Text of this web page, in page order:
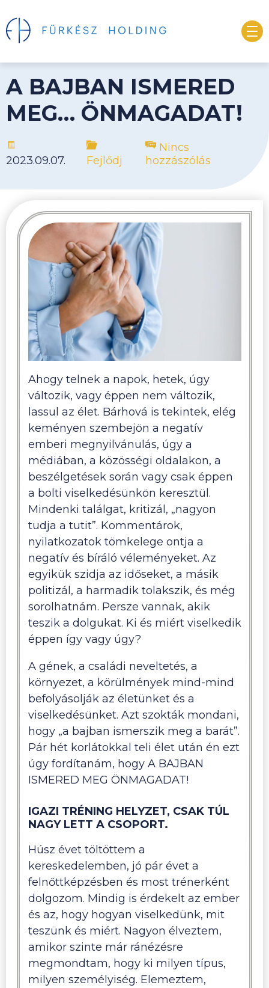
A BAJBAN ISMERED
MEG… ÖNMAGADAT!
2023.09.07. Fejlődj
Nincs
hozzászólás
Ahogy telnek a napok, hetek, úgy
változik, vagy éppen nem változik,
lassul az élet. Bárhová is tekintek, elég
keményen szembejön a negatív
emberi megnyilvánulás, úgy a
médiában, a közösségi oldalakon, a
beszélgetések során vagy csak éppen
a bolti viselkedésünkön keresztül.
Mindenki találgat, kritizál, „nagyon
tudja a tutit”. Kommentárok,
nyilatkozatok tömkelege ontja a
negatív és bíráló véleményeket. Az
egyikük szidja az időseket, a másik
politizál, a harmadik tolakszik, és még
sorolhatnám. Persze vannak, akik
teszik a dolgukat. Ki és miért viselkedik
éppen így vagy úgy?
A gének, a családi neveltetés, a
környezet, a körülmények mind-mind
befolyásolják az életünket és a
viselkedésünket. Azt szokták mondani,
hogy „a bajban ismerszik meg a barát”.
Pár hét korlátokkal teli élet után én ezt
úgy fordítanám, hogy A BAJBAN
ISMERED MEG ÖNMAGADAT!
IGAZI TRÉNING HELYZET, CSAK TÚL
NAGY LETT A CSOPORT.
Húsz évet töltöttem a
kereskedelemben, jó pár évet a
felnőttképzésben és most trénerként
dolgozom. Mindig is érdekelt az ember
és az, hogy hogyan viselkedünk, mit
teszünk és miért. Nagyon élveztem,
amikor szinte már ránézésre
megmondtam, hogy ki milyen típus,
milyen személyiség. Elemeztem,